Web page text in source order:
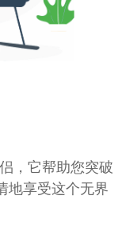
，它帮助您突破
地享受这个无界